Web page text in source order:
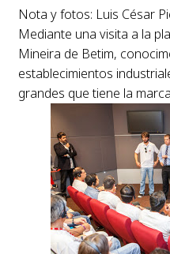
Nota y fotos: Luis César
Mediante una visita a la
Mineira de Betim,
establecimientos
grandes que tiene la